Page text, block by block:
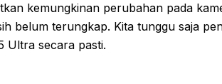
kemungkinan perubahan pada
belum terungkap. Kita tunggu saja
Ultra secara pasti.